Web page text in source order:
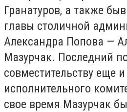
Гранатуров, а также
главы столичной
Александра Попова —
Мазурчак. Последний
совместительству еще
исполнительного
свое время Мазурчак